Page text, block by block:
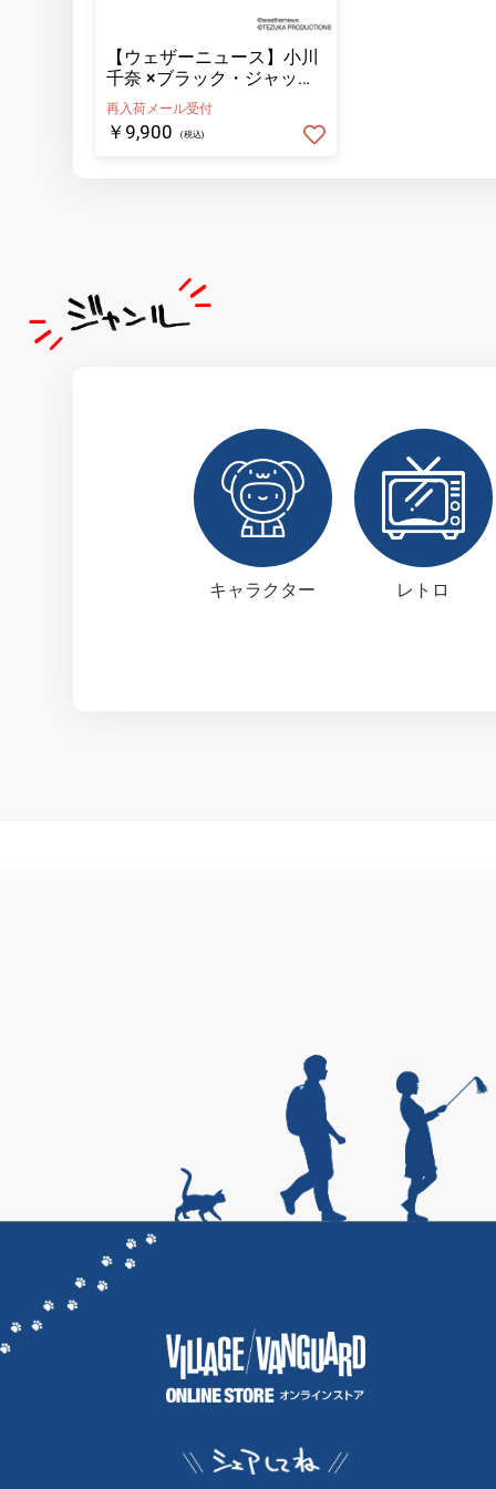
【ウェザーニュース】小川
千奈 ×ブラック・ジャック
コラボパーカー イラスト
BK（XLサイズ）
再入荷メール受付
￥9,900 (税込)
キャラクター レトロ